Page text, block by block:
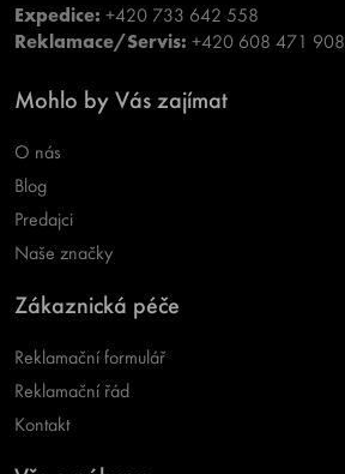
Expedice: +420 733 642 558
Reklamace/Servis: +420 608 471 908
Mohlo by Vás zajímat
O nás
Blog
Predajci
Naše značky
Zákaznická péče
Reklamační formulář
Reklamační řád
Kontakt